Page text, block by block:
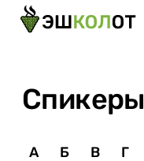
Спикеры
А Б В Г